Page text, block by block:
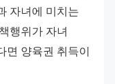
자녀에 미치는
행위가 자녀
면 양육권 취득이